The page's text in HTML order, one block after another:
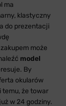
ma
klastyczny
do prezentacji
może
model
By
okularów
temu, że towar
w 24 godziny.